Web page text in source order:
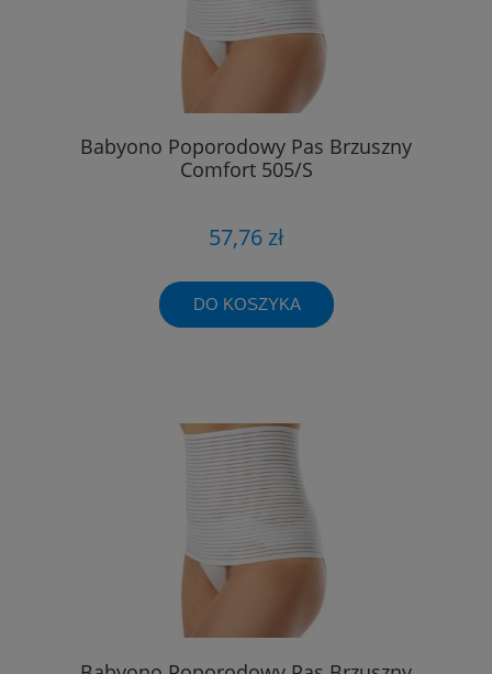
Babyono Poporodowy Pas Brzuszny
Comfort 505/S
57,76 zł
DO KOSZYKA